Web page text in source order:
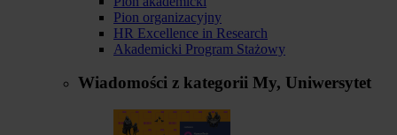
Pion organizacyjny
HR Excellence in Research
Akademicki Program Stażowy
Wiadomości z kategorii My, Uniwersytet